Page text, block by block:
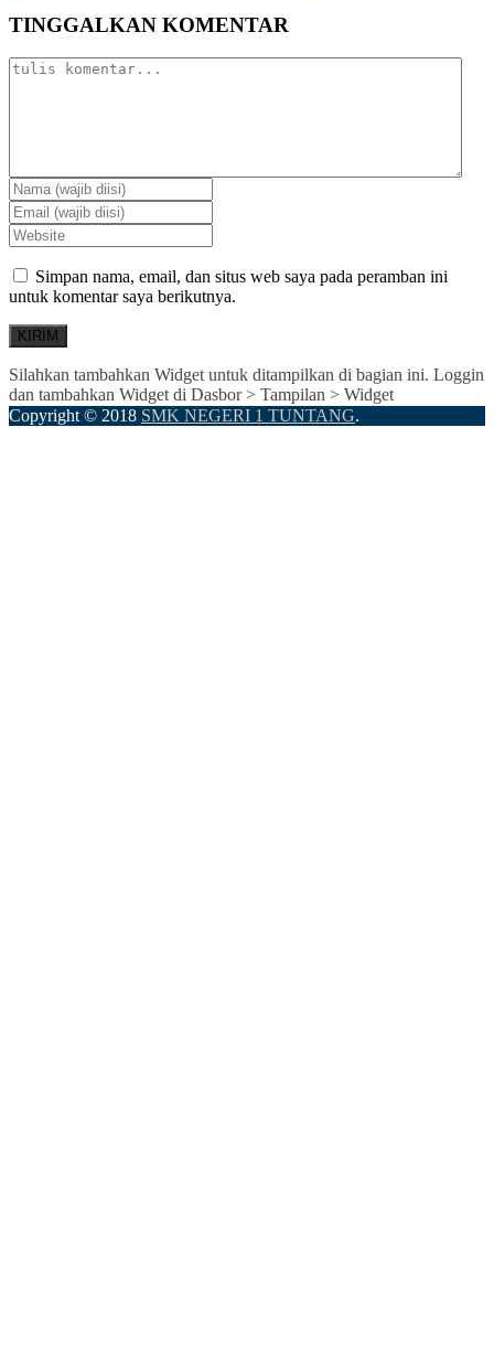
TINGGALKAN KOMENTAR
Simpan nama, email, dan situs web saya pada peramban ini
untuk komentar saya berikutnya.
Silahkan tambahkan Widget untuk ditampilkan di bagian ini. Loggin
dan tambahkan Widget di Dasbor > Tampilan > Widget
Copyright © 2018 SMK NEGERI 1 TUNTANG.